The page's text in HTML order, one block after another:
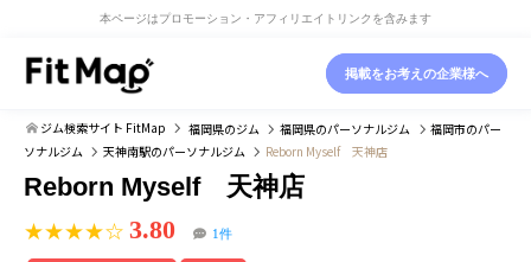
本ページはプロモーション・アフィリエイトリンクを含みます
掲載をお考えの企業様へ
ジム検索サイト FitMap 福岡県のジム 福岡県のパーソナルジム 福岡市のパー
ソナルジム
天神南駅のパーソナルジム Reborn Myself 天神店
Reborn Myself 天神店
★★★★☆ 3.80 1件